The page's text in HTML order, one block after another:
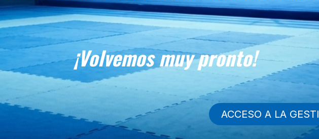
¡Volvemos muy pronto!
ACCESO A LA